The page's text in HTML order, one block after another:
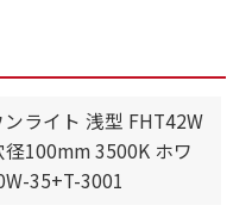
ライト 浅型 FHT42W
100mm 3500K ホワ
35+T-3001